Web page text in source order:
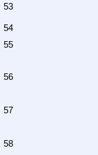
53
54
55
56
57
58